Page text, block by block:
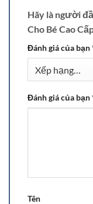
Hãy là người
Cho Bé Cao
Đánh giá của bạn
Đánh giá của bạn
Tên